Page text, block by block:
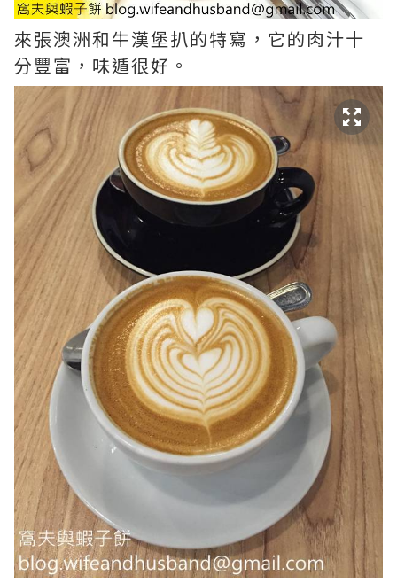
來張澳洲和牛漢堡扒的特寫，它的肉汁十
分豐富，味遁很好。